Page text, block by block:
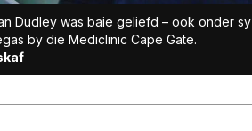
Dudley was baie geliefd – ook onder sy
by die Mediclinic Cape Gate.